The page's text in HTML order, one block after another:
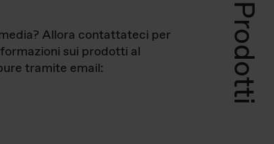
Prodotti
Allora contattateci per
sui prodotti al
tramite email: